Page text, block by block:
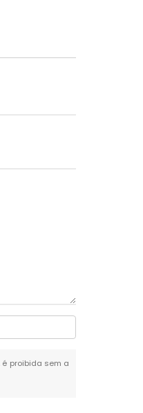
proibida sem a